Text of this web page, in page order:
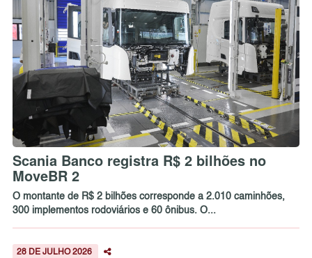
Scania Banco registra R$ 2 bilhões no
MoveBR 2
O montante de R$ 2 bilhões corresponde a 2.010 caminhões,
300 implementos rodoviários e 60 ônibus. O...
28 DE JULHO 2026